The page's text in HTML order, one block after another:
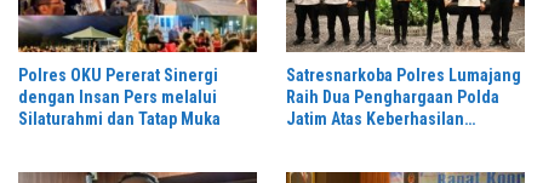
Polres OKU Pererat Sinergi
dengan Insan Pers melalui
Silaturahmi dan Tatap Muka
Satresnarkoba Polres Lumajang
Raih Dua Penghargaan Polda
Jatim Atas Keberhasilan